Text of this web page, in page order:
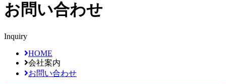
お問い合わせ
Inquiry
HOME
会社案内
お問い合わせ